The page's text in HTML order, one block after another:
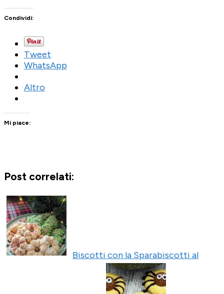
Condividi:
Tweet
WhatsApp
Altro
Mi piace:
Post correlati:
Biscotti con la Sparabiscotti al